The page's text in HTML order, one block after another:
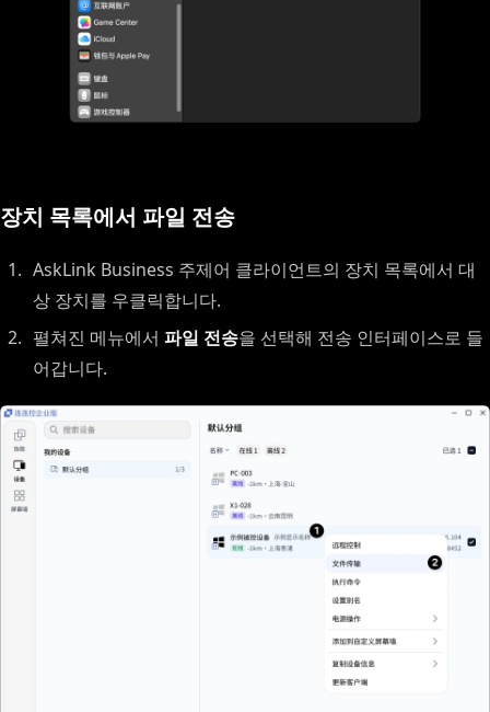
장치 목록에서 파일 전송
AskLink Business 주제어 클라이언트의 장치 목록에서 대
상 장치를 우클릭합니다.
펼쳐진 메뉴에서 파일 전송을 선택해 전송 인터페이스로 들
어갑니다.